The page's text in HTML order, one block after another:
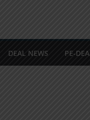
DEAL NEWS PE-